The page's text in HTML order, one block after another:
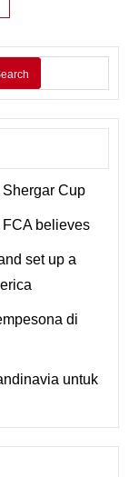
Cup
FCA believes
set up a
di
untuk